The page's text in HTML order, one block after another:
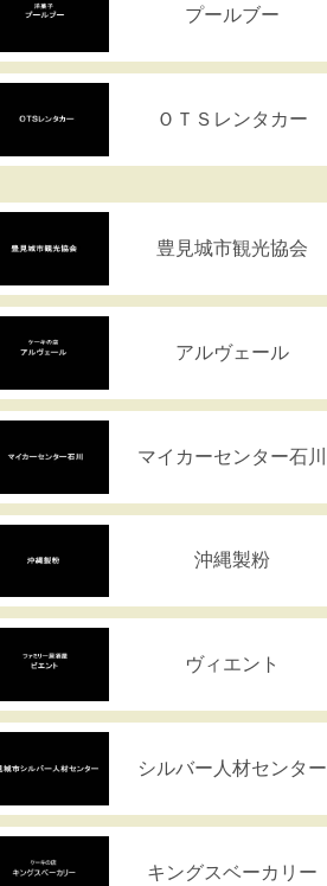
プールブー
ＯＴＳレンタカー
豊見城市観光協会
アルヴェール
マイカーセンター石川
沖縄製粉
ヴィエント
シルバー人材センター
キングスベーカリー